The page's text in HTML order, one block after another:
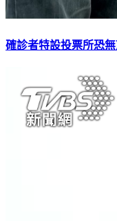
確診者特設投票所恐